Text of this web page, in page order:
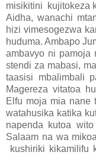
misikitini kujitokeza
Aidha, wanachi
hizi vimesogezwa
huduma. Ambapo
ambavyo ni pamoja
stendi za mabasi,
taasisi mbalimbali
Magereza vitatoa
Elfu moja mia nane
watahusika katika
napenda kutoa
Salaam na wa
kushiriki kikamilifu